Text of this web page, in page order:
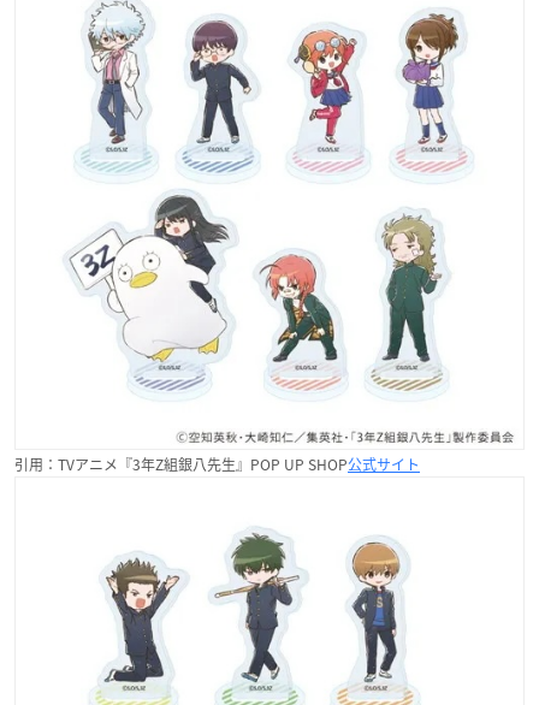
引用：TVアニメ『3年Z組銀八先生』POP UP SHOP公式サイト